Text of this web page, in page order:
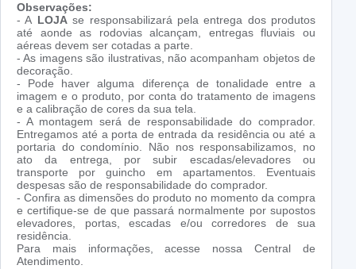
Observações:
- A LOJAse responsabilizará pela entrega dos produtos
até aonde as rodovias alcançam, entregas fluviais ou
aéreas devem ser cotadas a parte.
- As imagens são ilustrativas, não acompanham objetos de
decoração.
- Pode haver alguma diferença de tonalidade entre a
imagem e o produto, por conta do tratamento de imagens
e a calibração de cores da sua tela.
- A montagem será de responsabilidade do comprador.
Entregamos até a porta de entrada da residência ou até a
portaria do condomínio. Não nos responsabilizamos, no
ato da entrega, por subir escadas/elevadores ou
transporte por guincho em apartamentos. Eventuais
despesas são de responsabilidade do comprador.
- Confira as dimensões do produto no momento da compra
e certifique-se de que passará normalmente por supostos
elevadores, portas, escadas e/ou corredores de sua
residência.
Para mais informações, acesse nossa Central de
Atendimento.